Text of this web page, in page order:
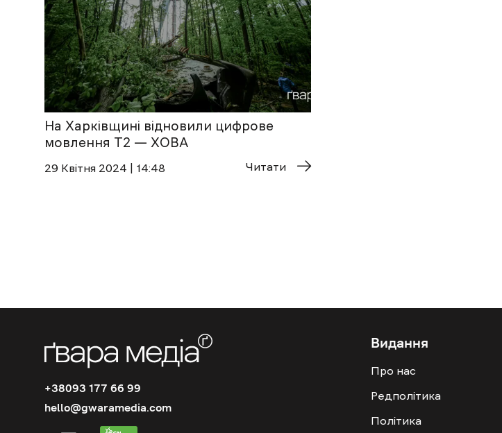
На Харківщині відновили цифрове
мовлення Т2 — ХОВА
29 Квітня 2024 | 14:48 Читати
+38093 177 66 99
hello@gwaramedia.com
Видання
Про нас
Редполітика
Політика